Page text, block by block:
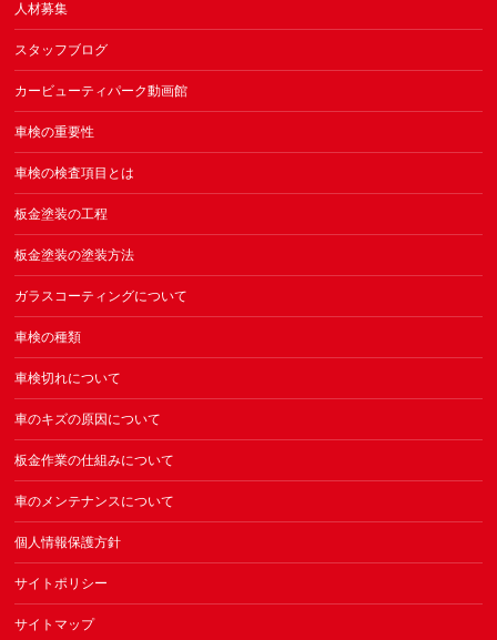
人材募集
スタッフブログ
カービューティパーク動画館
車検の重要性
車検の検査項目とは
板金塗装の工程
板金塗装の塗装方法
ガラスコーティングについて
車検の種類
車検切れについて
車のキズの原因について
板金作業の仕組みについて
車のメンテナンスについて
個人情報保護方針
サイトポリシー
サイトマップ